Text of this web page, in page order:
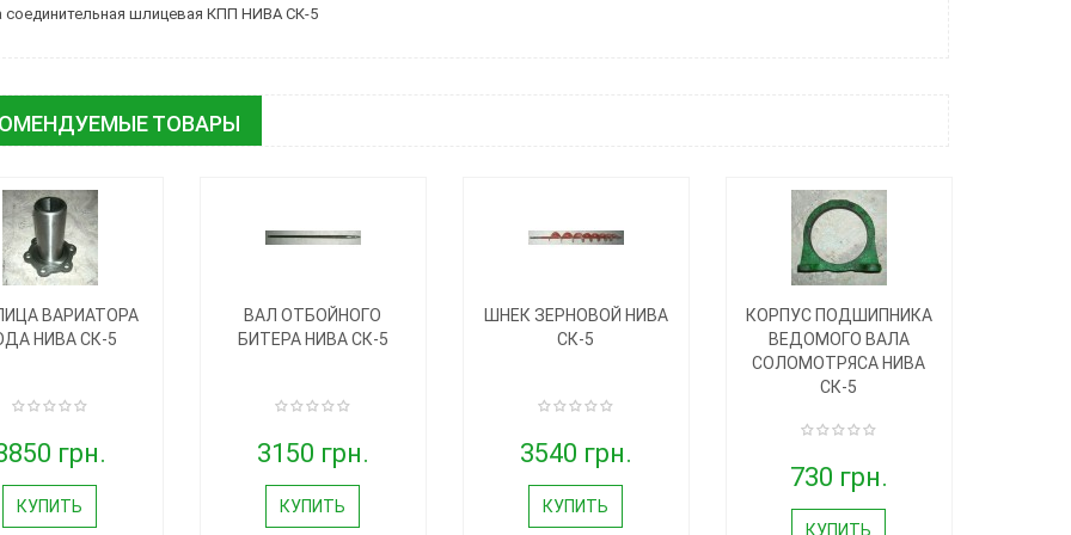
соединительная шлицевая КПП НИВА СК-5
ТОВАРЫ
ВАРИАТОРА
НИВА СК-5
грн.
КУПИТЬ
ВАЛ ОТБОЙНОГО
БИТЕРА НИВА СК-5
3150 грн.
КУПИТЬ
ШНЕК ЗЕРНОВОЙ НИВА
СК-5
3540 грн.
КУПИТЬ
КОРПУС ПОДШИПНИКА
ВЕДОМОГО ВАЛА
СОЛОМОТРЯСА НИВА
СК-5
730 грн.
КУПИТЬ